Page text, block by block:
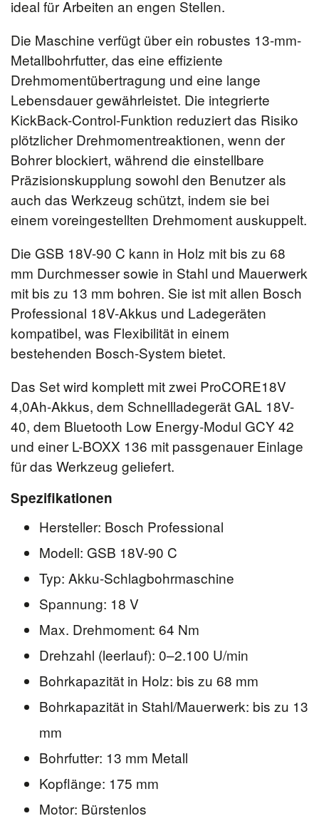
ideal für Arbeiten an engen Stellen.
Die Maschine verfügt über ein robustes 13-mm-
Metallbohrfutter, das eine effiziente
Drehmomentübertragung und eine lange
Lebensdauer gewährleistet. Die integrierte
KickBack-Control-Funktion reduziert das Risiko
plötzlicher Drehmomentreaktionen, wenn der
Bohrer blockiert, während die einstellbare
Präzisionskupplung sowohl den Benutzer als
auch das Werkzeug schützt, indem sie bei
einem voreingestellten Drehmoment auskuppelt.
Die GSB 18V-90 C kann in Holz mit bis zu 68
mm Durchmesser sowie in Stahl und Mauerwerk
mit bis zu 13 mm bohren. Sie ist mit allen Bosch
Professional 18V-Akkus und Ladegeräten
kompatibel, was Flexibilität in einem
bestehenden Bosch-System bietet.
Das Set wird komplett mit zwei ProCORE18V
4,0Ah-Akkus, dem Schnellladegerät GAL 18V-
40, dem Bluetooth Low Energy-Modul GCY 42
und einer L-BOXX 136 mit passgenauer Einlage
für das Werkzeug geliefert.
Spezifikationen
Hersteller: Bosch Professional
Modell: GSB 18V-90 C
Typ: Akku-Schlagbohrmaschine
Spannung: 18 V
Max. Drehmoment: 64 Nm
Drehzahl (leerlauf): 0–2.100 U/min
Bohrkapazität in Holz: bis zu 68 mm
Bohrkapazität in Stahl/Mauerwerk: bis zu 13
mm
Bohrfutter: 13 mm Metall
Kopflänge: 175 mm
Motor: Bürstenlos